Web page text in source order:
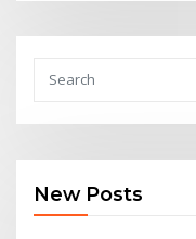
New Posts